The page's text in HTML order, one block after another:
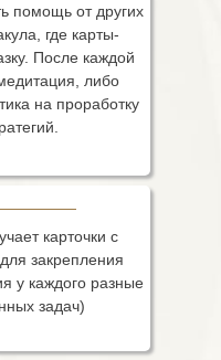
помощь от других
где карты-
После каждой
либо
на проработку
карточки с
закрепления
у каждого разные
задач)